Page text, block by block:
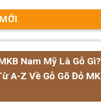
Nam Mỹ Là Gỗ Gì?
A-Z Về Gỗ Gõ Đỏ